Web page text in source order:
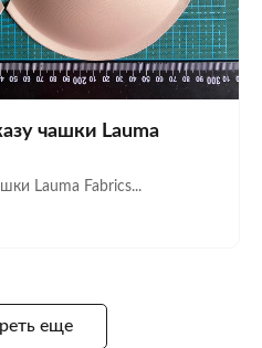
чашки Lauma
Lauma Fabrics...
еще